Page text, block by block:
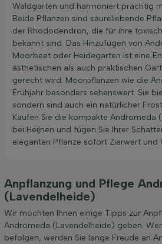
Waldgarten und harmoniert prächtig
Beide Pflanzen sind säureliebende
der Rhododendron, die für ihre
bekannt sind. Das Hinzufügen von
Moorbeet oder Heidegarten ist eine
ästhetischen als auch praktischen
gerecht wird. Moorpflanzen wie die
Frühjahr besonders sehenswert. Sie
sondern sind auch ein natürlicher
Kaufen Sie die kompakte Andromeda
bei Heijnen und fügen Sie Ihrer
eleganten Pflanze sofort Zierwert und
Anpflanzung und Pflege
(Lavendelheide)
Wir möchten Ihnen einige Tipps zur
Andromeda (Lavendelheide) geben.
befolgen, werden Sie lange Freude an